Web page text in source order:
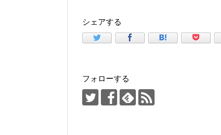
シェアする
フォローする